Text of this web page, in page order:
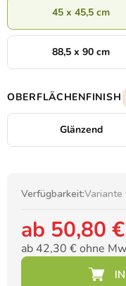
45 x 45,5 cm
88,5 x 90 cm
OBERFLÄCHENFINISH
Glänzend
Verfügbarkeit:Variante
ab 50,80 €
ab 42,30 €ohne